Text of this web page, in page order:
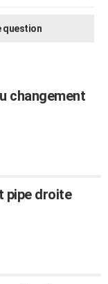
question
changement
pipe droite